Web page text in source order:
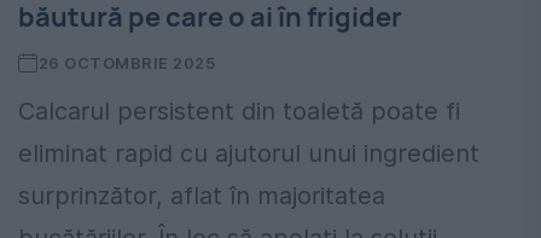
băutură pe care o ai în frigider
26 OCTOMBRIE 2025
Calcarul persistent din toaletă poate fi
eliminat rapid cu ajutorul unui ingredient
surprinzător, aflat în majoritatea